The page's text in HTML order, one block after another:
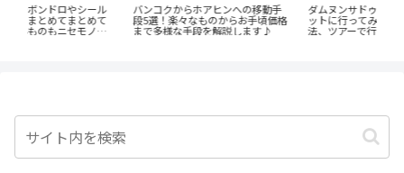
ダムヌンサドゥアック水上マーケ
ットに行ってみた！自力で行く方
法、ツアーで行く方法、ぼったく
【個包装のタイ土産！】職場や大
人数向けにぴったりの個包装のお
菓子をご紹介します♪